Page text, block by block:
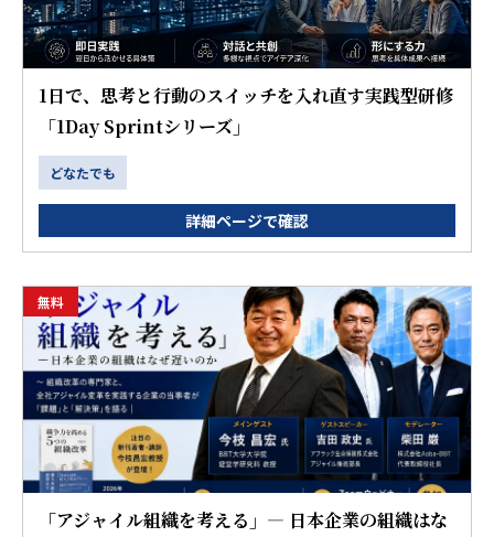
1日で、思考と行動のスイッチを入れ直す実践型研修
「1Day Sprintシリーズ」
どなたでも
詳細ページで確認
無料
「アジャイル組織を考える」― 日本企業の組織はな